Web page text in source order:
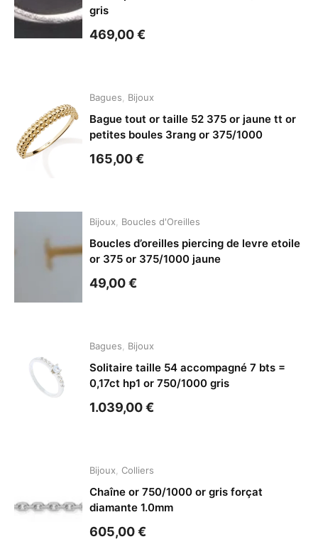
gris
469,00€
Bagues Bijoux
Bague tout or taille 52 375 or jaune tt or
petites boules 3rang or 375/1000
165,00€
Bijoux Boucles d'Oreilles
Boucles d’oreilles piercing de levre etoile
or 375 or 375/1000 jaune
49,00€
Bagues Bijoux
Solitaire taille 54 accompagné 7 bts =
0,17ct hp1 or 750/1000 gris
1.039,00€
Bijoux Colliers
Chaîne or 750/1000 or gris forçat
diamante 1.0mm
605,00€